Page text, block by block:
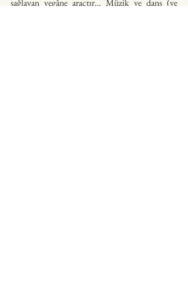
sağlayan yegâne araçtır… Müzik ve dans (ve